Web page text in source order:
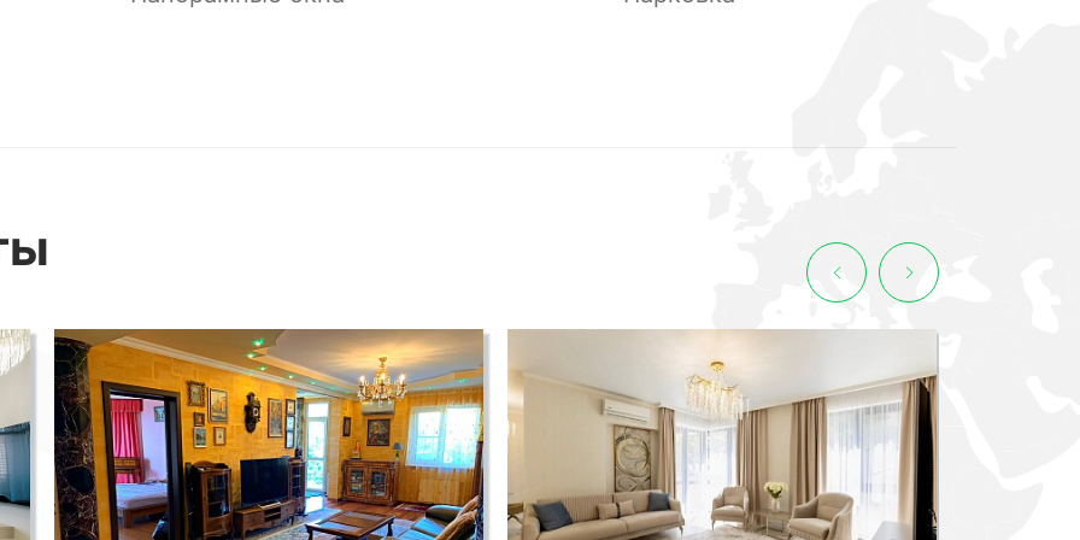
закатами.
возможность насладиться
не выходя из дома. Будь то утренний
с видом на море или просто спокойное
квартира станет вашим идеальным
СМОТРЕТЬ ВСЕ ФОТО СМОТРЕТЬ ВСЕ ФОТО